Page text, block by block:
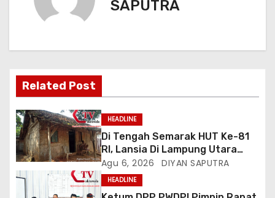
SAPUTRA
Related Post
HEADLINE
Di Tengah Semarak HUT Ke-81
RI, Lansia Di Lampung Utara
Hidup Memprihatinkan
Agu 6, 2026 DIYAN SAPUTRA
HEADLINE